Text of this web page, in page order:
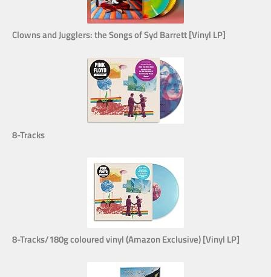
Clowns and Jugglers: the Songs of Syd Barrett [Vinyl LP]
8-Tracks
8-Tracks/180g coloured vinyl (Amazon Exclusive) [Vinyl LP]